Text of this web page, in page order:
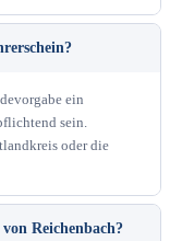
ein
sein.
oder die
Reichenbach?